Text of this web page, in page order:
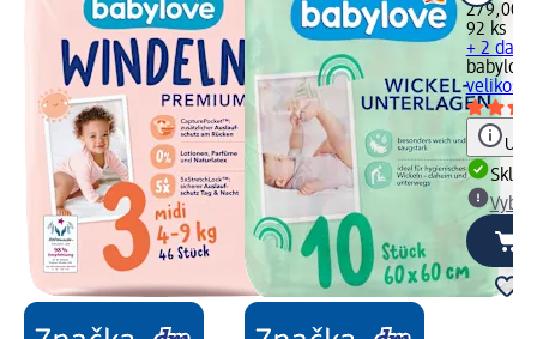
279,00
92 ks
+ 2
babylove
velikost